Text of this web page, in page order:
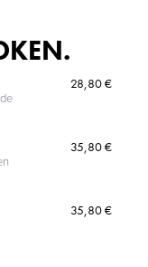
28,80 €
35,80 €
35,80 €